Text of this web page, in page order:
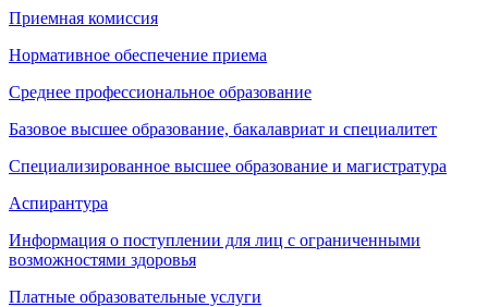
Приемная комиссия
Нормативное обеспечение приема
Среднее профессиональное образование
Базовое высшее образование, бакалавриат и специалитет
Специализированное высшее образование и магистратура
Аспирантура
Информация о поступлении для лиц с ограниченными
возможностями здоровья
Платные образовательные услуги